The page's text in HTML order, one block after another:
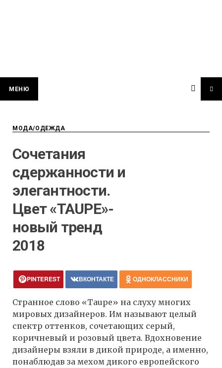
МЕНЮ
МОДА/ОДЕЖДА
Сочетания
сдержанности и
элегантности.
Цвет «TAUPE»-
новый тренд
2018
PINTEREST ВКОНТАКТЕ ОДНОКЛАССНИКИ
Странное слово «Taupe» на слуху многих
мировых дизайнеров. Им называют целый
спектр оттенков, сочетающих серый,
коричневый и розовый цвета. Вдохновение
дизайнеры взяли в дикой природе, а именно,
понаблюдав за мехом дикого европейского